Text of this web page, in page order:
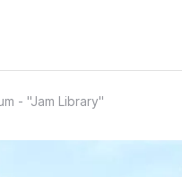
- "Jam Library"